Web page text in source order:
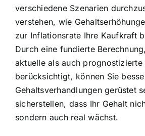
verschiedene Szenarien
verstehen, wie
zur Inflationsrate Ihre Kaufkraft
Durch eine fundierte
aktuelle als auch
berücksichtigt, können Sie
Gehaltsverhandlungen gerüstet
sicherstellen, dass Ihr Gehalt
sondern auch real wächst.